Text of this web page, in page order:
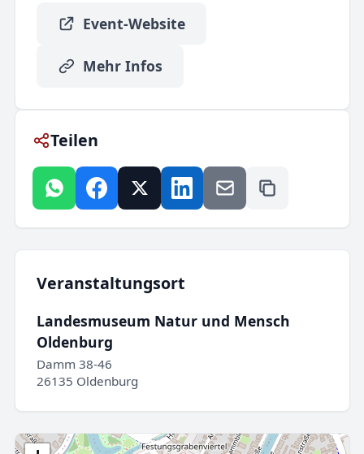
Event-Website
Mehr Infos
Teilen
Veranstaltungsort
Landesmuseum Natur und Mensch
Oldenburg
Damm 38-46
26135 Oldenburg